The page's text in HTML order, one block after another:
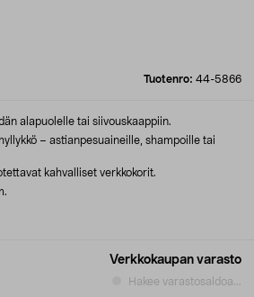
Tuotenro: 44-5866
Verkkokaupan varasto
Hakee varastosaldoa...
alapuolelle tai siivouskaappiin.
– astianpesuaineille, shampoille tai
kahvalliset verkkokorit.